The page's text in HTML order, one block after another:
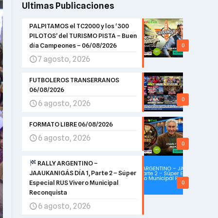
Ultimas Publicaciones
0
PALPITAMOS el TC2000 y los ‘300
PILOTOS’ del TURISMO PISTA – Buen
día Campeones – 06/08/2026
7 agosto, 2026
0
FUTBOLEROS TRANSERRANOS
06/08/2026
6 agosto, 2026
0
FORMATO LIBRE 06/08/2026
6 agosto, 2026
0
RALLY ARGENTINO –
JAAUKANIGÁS DÍA 1, Parte 2 – Súper
Especial RUS Vivero Municipal
Reconquista
6 agosto, 2026